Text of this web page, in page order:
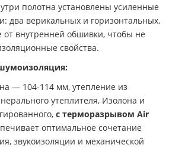
полотна установлены усиленные
два верикальных и горизонтальных,
от внутренней обшивки, чтобы не
свойства.
— 104-114 мм, утепление из
утеплителя, Изолона и
с терморазрывом Air
оптимальное сочетание
звукоизоляции и механической